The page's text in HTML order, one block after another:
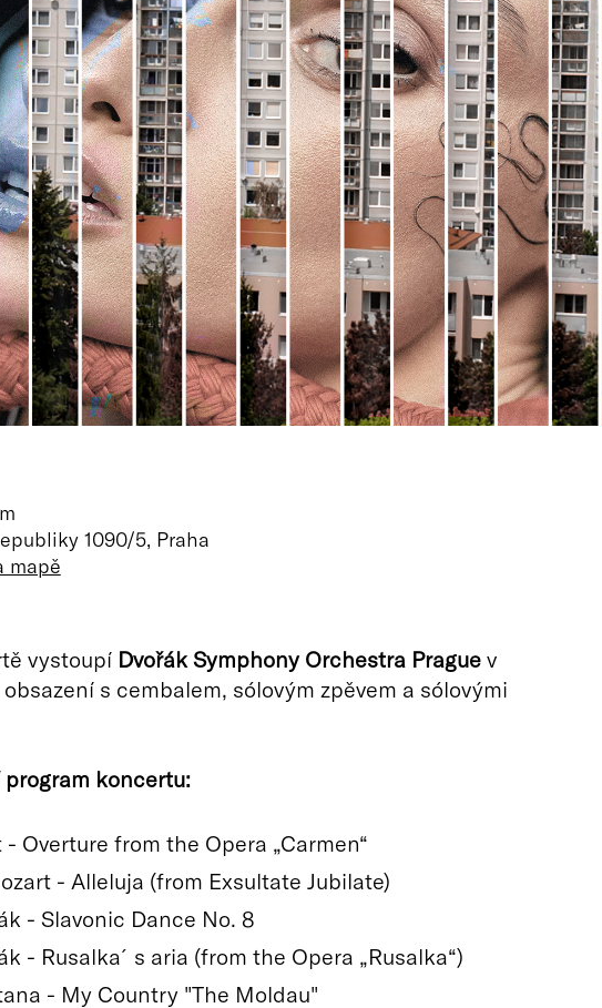
1090/5, Praha
mapě
vystoupí Dvořák Symphony Orchestra Praguev
s cembalem, sólovým zpěvem a sólovými
program koncertu:
- Overture from the Opera „Carmen“
- Alleluja (from Exsultate Jubilate)
- Slavonic Dance No. 8
- Rusalka´s aria (from the Opera „Rusalka“)
- My Country "The Moldau"